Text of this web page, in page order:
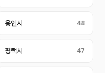
용인시 48
평택시 47